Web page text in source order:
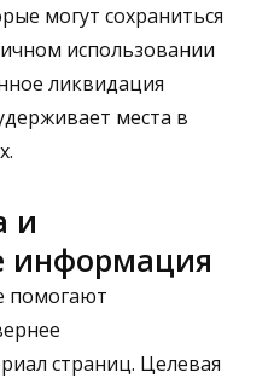
могут сохраниться
использовании
ликвидация
места в
и
информация
помогают
страниц. Целевая